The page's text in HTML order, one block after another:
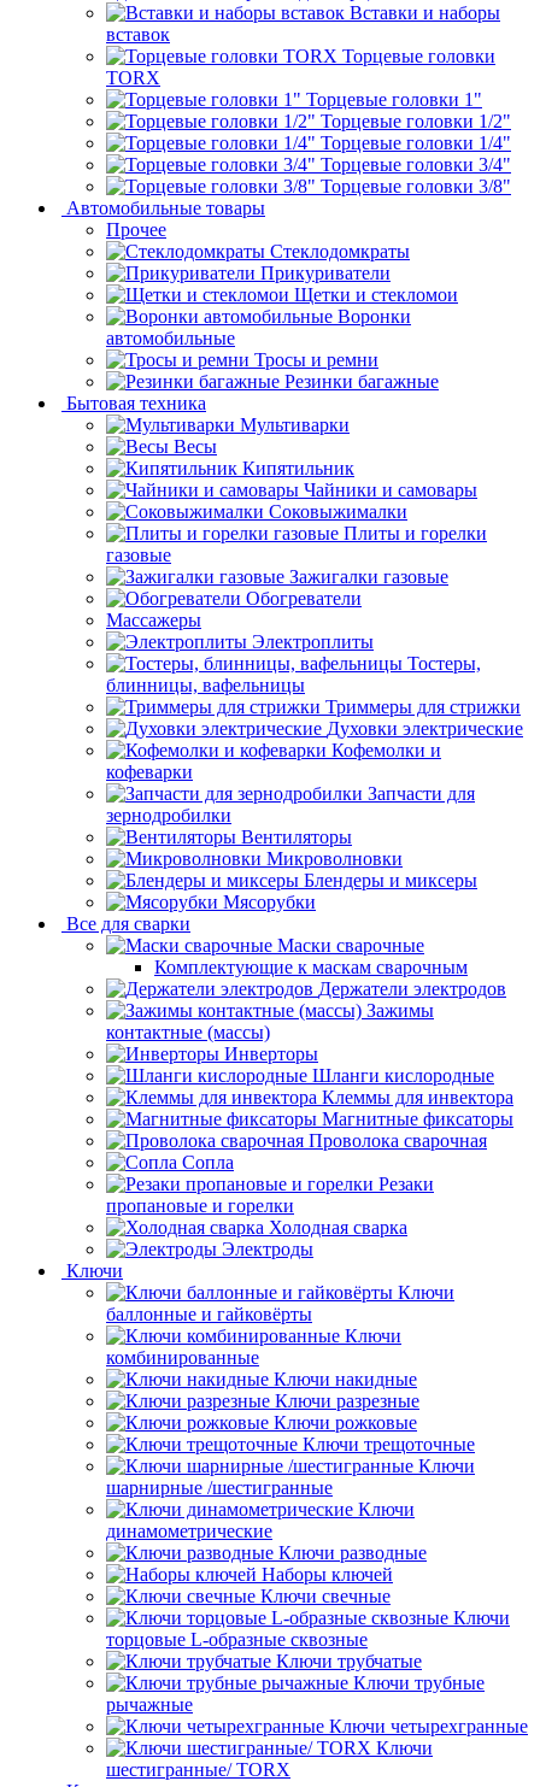
Вставки и наборы
вставок
Торцевые головки
TORX
Торцевые головки 1"
Торцевые головки 1/2"
Торцевые головки 1/4"
Торцевые головки 3/4"
Торцевые головки 3/8"
Автомобильные товары
Прочее
Стеклодомкраты
Прикуриватели
Щетки и стекломои
Воронки
автомобильные
Тросы и ремни
Резинки багажные
Бытовая техника
Мультиварки
Весы
Кипятильник
Чайники и самовары
Соковыжималки
Плиты и горелки
газовые
Зажигалки газовые
Обогреватели
Массажеры
Электроплиты
Тостеры,
блинницы, вафельницы
Триммеры для стрижки
Духовки электрические
Кофемолки и
кофеварки
Запчасти для
зернодробилки
Вентиляторы
Микроволновки
Блендеры и миксеры
Мясорубки
Все для сварки
Маски сварочные
Комплектующие к маскам сварочным
Держатели электродов
Зажимы
контактные (массы)
Инверторы
Шланги кислородные
Клеммы для инвектора
Магнитные фиксаторы
Проволока сварочная
Сопла
Резаки
пропановые и горелки
Холодная сварка
Электроды
Ключи
Ключи
баллонные и гайковёрты
Ключи
комбинированные
Ключи накидные
Ключи разрезные
Ключи рожковые
Ключи трещоточные
Ключи
шарнирные /шестигранные
Ключи
динамометрические
Ключи разводные
Наборы ключей
Ключи свечные
Ключи
торцовые L-образные сквозные
Ключи трубчатые
Ключи трубные
рычажные
Ключи четырехгранные
Ключи
шестигранные/ TORX